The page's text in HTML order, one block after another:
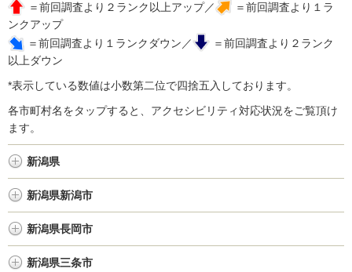
＝前回調査より２ランク以上アップ／
＝前回調査より１ラ
ンクアップ
＝前回調査より１ランクダウン／
＝前回調査より２ランク
以上ダウン
*表示している数値は小数第二位で四捨五入しております。
各市町村名をタップすると、アクセシビリティ対応状況をご覧頂け
ます。
新潟県
新潟県新潟市
新潟県長岡市
新潟県三条市